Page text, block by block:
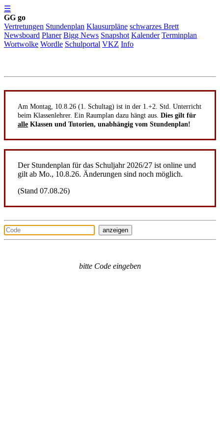
☰
GG go
Vertretungen Stundenplan Klausurpläne schwarzes Brett
Newsboard Planer Bigg News Snapshot Kalender Terminplan
Wortwolke Wordle Schulportal VKZ Info
Am Montag, 10.8.26 (1. Schultag) ist in der 1.+2. Std. Unterricht
beim Klassenlehrer. Ein Raumplan dazu hängt aus. Dies gilt für
alle Klassen und Tutorien, unabhängig vom Stundenplan!
Der Stundenplan für das Schuljahr 2026/27 ist online und
gilt ab Mo., 10.8.26. Änderungen sind noch möglich.
(Stand 07.08.26)
anzeigen
bitte Code eingeben